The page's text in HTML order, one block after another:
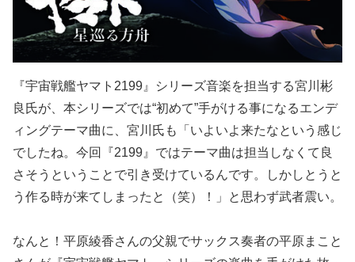
『宇宙戦艦ヤマト2199』シリーズ音楽を担当する宮川彬
良氏が、本シリーズでは“初めて”手がける事になるエンデ
ィングテーマ曲に、宮川氏も「いよいよ来たなという感じ
でしたね。今回『2199』ではテーマ曲は担当しなくて良
さそうということで引き受けているんです。しかしとうと
う作る時が来てしまったと（笑）！」と思わず武者震い。
なんと！平原綾香さんの父親でサックス奏者の平原まこと